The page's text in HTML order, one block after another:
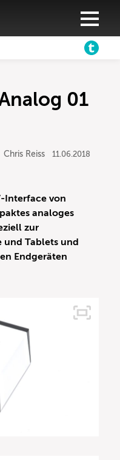
01
Chris Reiss 11.06.2018
Interface von
analoges
zur
und Tablets und
Endgeräten